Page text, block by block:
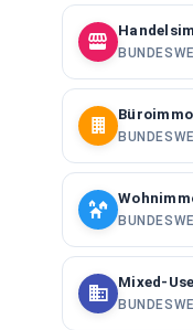
Mixed-